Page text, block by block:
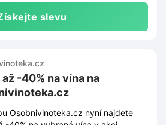
slevu
-40% na vína na
Osobnivinoteka.cz nyní najdete